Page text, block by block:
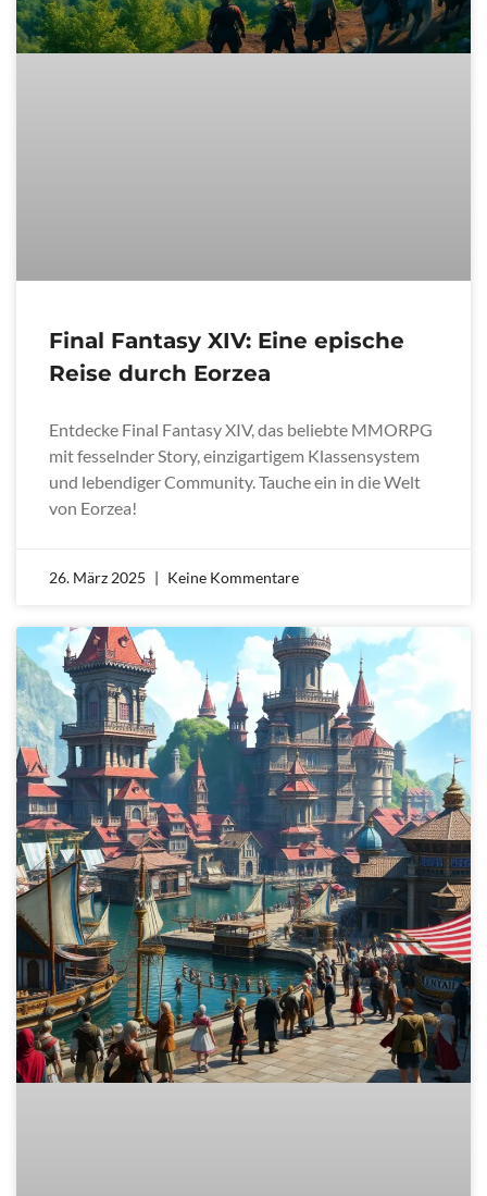
Final Fantasy XIV: Eine epische
Reise durch Eorzea
Entdecke Final Fantasy XIV, das beliebte MMORPG
mit fesselnder Story, einzigartigem Klassensystem
und lebendiger Community. Tauche ein in die Welt
von Eorzea!
26. März 2025 Keine Kommentare